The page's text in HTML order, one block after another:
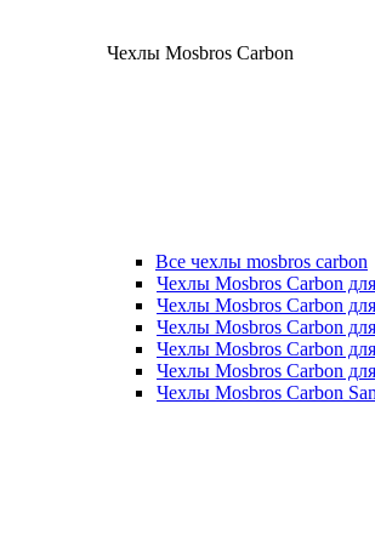
Чехлы Mosbros Carbon
Все чехлы mosbros carbon
Чехлы Mosbros Carbon
Чехлы Mosbros Carbon
Чехлы Mosbros Carbon
Чехлы Mosbros Carbon
Чехлы Mosbros Carbon
Чехлы Mosbros Carbon